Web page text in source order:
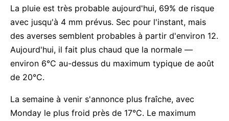
La pluie est très probable aujourd'hui, 69% de risque
avec jusqu'à 4 mm prévus. Sec pour l'instant, mais
des averses semblent probables à partir d'environ 12.
Aujourd'hui, il fait plus chaud que la normale —
environ 6°C au-dessus du maximum typique de août
de 20°C.
La semaine à venir s'annonce plus fraîche, avec
Monday le plus froid près de 17°C. Le maximum